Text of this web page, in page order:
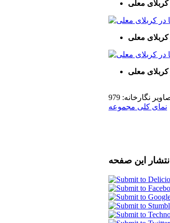
معلی
معلی
معلی
نگارخانه: 979
نمای کلی مجموعه
انتشار این صفحه